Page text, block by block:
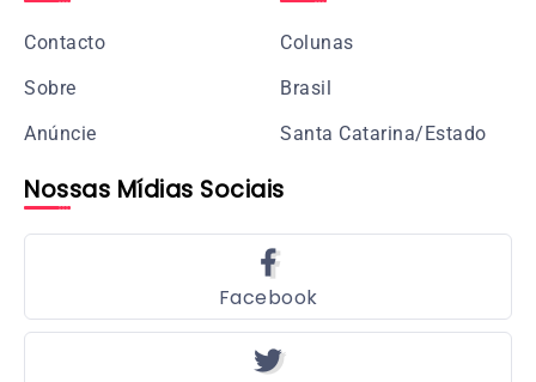
Contacto
Sobre
Anúncie
Colunas
Brasil
Santa Catarina/Estado
Nossas Mídias Sociais
Facebook